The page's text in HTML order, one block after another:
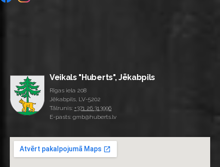
Veikals "Huberts", Jēkabpils
Rīgas iela 208
Jēkabpils, LV-5202
Tālrunis: +371 26 313996
E-pasts: gmb@huberts.lv